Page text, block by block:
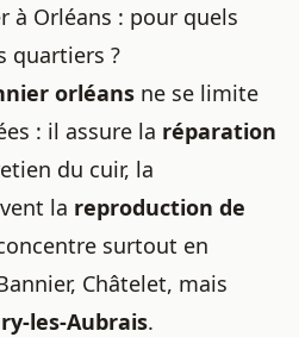
à Orléans : pour quels
quartiers ?
orléans ne se limite
: il assure la réparation
du cuir, la
la reproduction de
surtout en
Châtelet, mais
les-Aubrais.